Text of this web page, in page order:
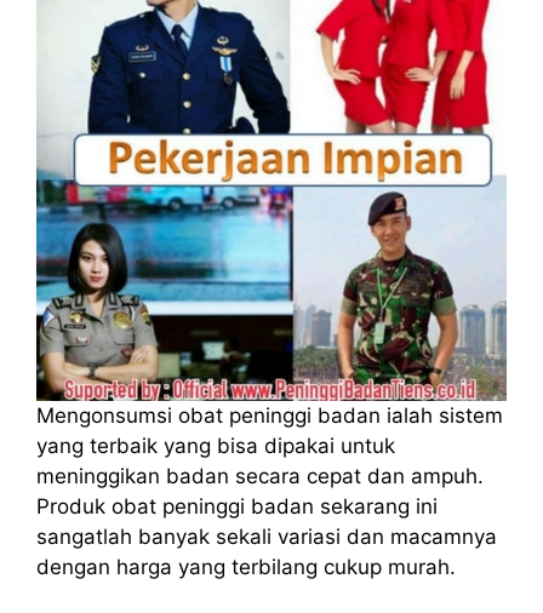
Mengonsumsi obat peninggi badan ialah sistem
yang terbaik yang bisa dipakai untuk
meninggikan badan secara cepat dan ampuh.
Produk obat peninggi badan sekarang ini
sangatlah banyak sekali variasi dan macamnya
dengan harga yang terbilang cukup murah.